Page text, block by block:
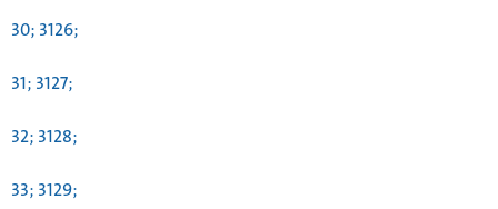
30; 3126;
31; 3127;
32; 3128;
33; 3129;